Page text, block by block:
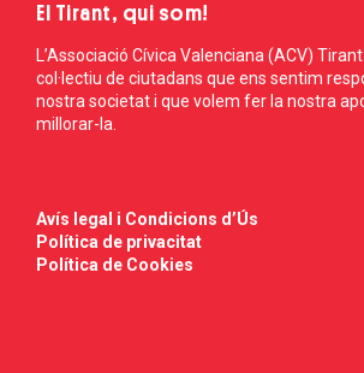
El Tirant, qui som!
L’Associació Cívica Valenciana (ACV)
col·lectiu de ciutadans que ens sentim
nostra societat i que volem fer la nostra
millorar-la.
Avís legal i Condicions d’Ús
Política de privacitat
Política de Cookies